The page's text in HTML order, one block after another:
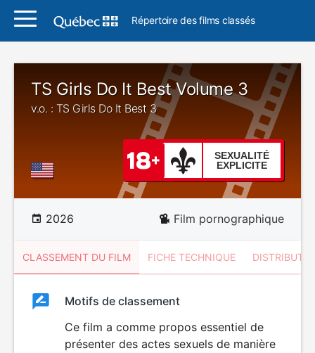
Répertoire des films classés
TS Girls Do It Best Volume 3
v.o. : TS Girls Do It Best 3
SEXUALITÉ
EXPLICITE
2026 Film pornographique
CLASSEMENT DU FILM FICHE TECHNIQUE
ClassementClassement
SEXUALITÉ
EXPLICITE
Motifs de classement
Ce film a comme propos essentiel de
présenter des actes sexuels de manière